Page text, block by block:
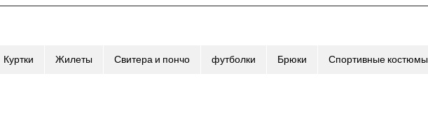
Куртки Жилеты Свитера и пончо футболки Брюки Спортивные костюмы